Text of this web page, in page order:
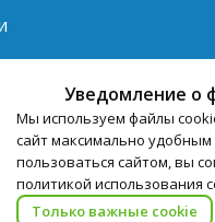
Уведомление о
Мы используем файлы
сайт максимально удобным
пользоваться сайтом, вы
политикой использования
Только важные cookie
по